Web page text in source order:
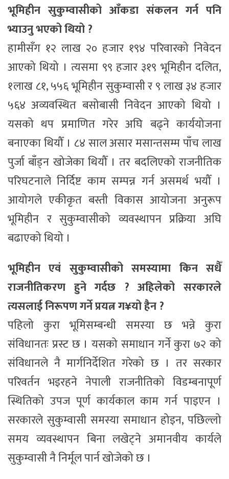
भूमिहीन सुकुम्वासीको आँकडा संकलन गर्न पनि
भ्याउनु भएको थियो ?
हामीसँग १२ लाख २० हजार १९४ परिवारको निवेदन
आएको थियो । त्यसमा ९९ हजार ३१९ भूमिहीन दलित,
१लाख ८१, ५५६ भूमिहीन सुकुम्वासी र ९ लाख ३४ हजार
५६४ अव्यवस्थित बसोबासी निवेदन आएको थियो ।
यसको थप प्रमाणित गरेर अघि बढ्ने कार्ययोजना
बनाएका थियौँ । ८४ साल असार मसान्तसम्म पाँच लाख
पुर्जा बाँड्न खोजेका थियौँ । तर बदलिएको राजनीतिक
परिघटनाले निर्दिष्ट काम सम्पन्न गर्न असमर्थ भयौँ ।
आयोगले एकीकृत बस्ती विकास आयोजना अनुरूप
भूमिहीन र सुकुम्वासीको व्यवस्थापन प्रक्रिया अघि
बढाएको थियो ।
भूमिहीन एवं सुकुम्वासीको समस्यामा किन सधैँ
राजनीतिकरण हुने गर्दछ ? अहिलेको सरकारले
त्यसलाई निरूपण गर्ने प्रयत्न ग¥यो हैन ?
पहिलो कुरा भूमिसम्बन्धी समस्या छ भन्ने कुरा
संविधानतः प्रस्ट छ । यसको समाधान गर्ने कुरा ७२ को
संविधानले नै मार्गनिर्देशित गरेको छ । तर सरकार
परिवर्तन भइरहने नेपाली राजनीतिको विडम्बनापूर्ण
स्थितिको उपज पूर्ण कार्यकाल काम गर्न पाइएन ।
सरकारले सुकुम्वासी समस्या समाधान होइन, पछिल्लो
समय व्यवस्थापन बिना लखेट्ने अमानवीय कार्यले
सुकुम्वासी नै निर्मूल पार्न खोजेको छ ।